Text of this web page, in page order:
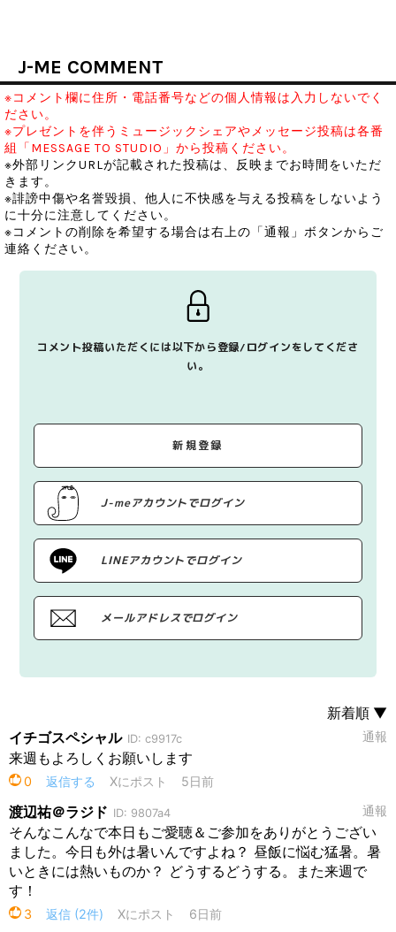
J-ME COMMENT
※コメント欄に住所・電話番号などの個人情報は入力しないでく
ださい。
※プレゼントを伴うミュージックシェアやメッセージ投稿は各番
組「MESSAGE TO STUDIO」から投稿ください。
※外部リンクURLが記載された投稿は、反映までお時間をいただ
きます。
※誹謗中傷や名誉毀損、他人に不快感を与える投稿をしないよう
に十分に注意してください。
※コメントの削除を希望する場合は右上の「通報」ボタンからご
連絡ください。
コメント投稿いただくには以下から登録/ログインをしてくださ
い。
新規登録
J-meアカウントでログイン
LINEアカウントでログイン
メールアドレスでログイン